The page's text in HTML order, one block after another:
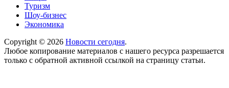
Туризм
Шоу-бизнес
Экономика
Copyright © 2026 Новости сегодня.
Любое копирование материалов с нашего ресурса разрешается
только с обратной активной ссылкой на страницу статьи.